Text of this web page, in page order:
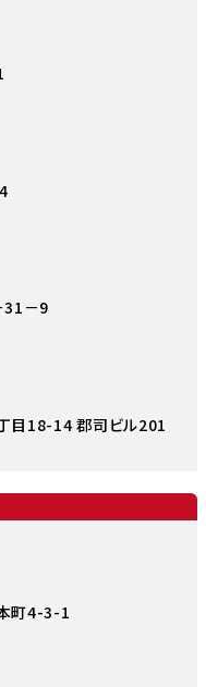
31－9
目18-14 郡司ビル201
町4-3-1